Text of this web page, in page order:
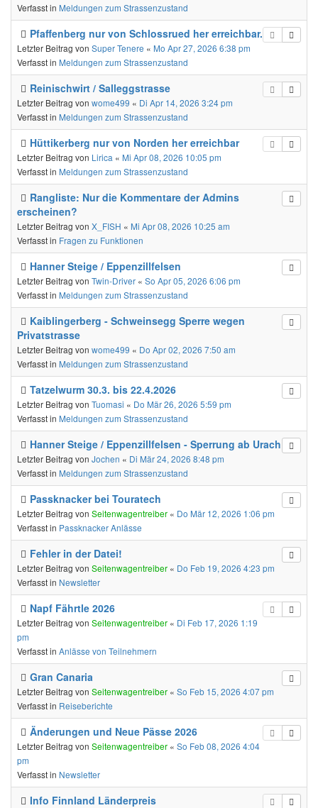
Verfasst in Meldungen zum Strassenzustand
Pfaffenberg nur von Schlossrued her erreichbar.
Letzter Beitrag von Super Tenere « Mo Apr 27, 2026 6:38 pm
Verfasst in Meldungen zum Strassenzustand
Reinischwirt / Salleggstrasse
Letzter Beitrag von wome499 « Di Apr 14, 2026 3:24 pm
Verfasst in Meldungen zum Strassenzustand
Hüttikerberg nur von Norden her erreichbar
Letzter Beitrag von Lirica « Mi Apr 08, 2026 10:05 pm
Verfasst in Meldungen zum Strassenzustand
Rangliste: Nur die Kommentare der Admins
erscheinen?
Letzter Beitrag von X_FISH « Mi Apr 08, 2026 10:25 am
Verfasst in Fragen zu Funktionen
Hanner Steige / Eppenzillfelsen
Letzter Beitrag von Twin-Driver « So Apr 05, 2026 6:06 pm
Verfasst in Meldungen zum Strassenzustand
Kaiblingerberg - Schweinsegg Sperre wegen
Privatstrasse
Letzter Beitrag von wome499 « Do Apr 02, 2026 7:50 am
Verfasst in Meldungen zum Strassenzustand
Tatzelwurm 30.3. bis 22.4.2026
Letzter Beitrag von Tuomasi « Do Mär 26, 2026 5:59 pm
Verfasst in Meldungen zum Strassenzustand
Hanner Steige / Eppenzillfelsen - Sperrung ab Urach
Letzter Beitrag von Jochen « Di Mär 24, 2026 8:48 pm
Verfasst in Meldungen zum Strassenzustand
Passknacker bei Touratech
Letzter Beitrag von Seitenwagentreiber « Do Mär 12, 2026 1:06 pm
Verfasst in Passknacker Anlässe
Fehler in der Datei!
Letzter Beitrag von Seitenwagentreiber « Do Feb 19, 2026 4:23 pm
Verfasst in Newsletter
Napf Fährtle 2026
Letzter Beitrag von Seitenwagentreiber « Di Feb 17, 2026 1:19
pm
Verfasst in Anlässe von Teilnehmern
Gran Canaria
Letzter Beitrag von Seitenwagentreiber « So Feb 15, 2026 4:07 pm
Verfasst in Reiseberichte
Änderungen und Neue Pässe 2026
Letzter Beitrag von Seitenwagentreiber « So Feb 08, 2026 4:04
pm
Verfasst in Newsletter
Info Finnland Länderpreis